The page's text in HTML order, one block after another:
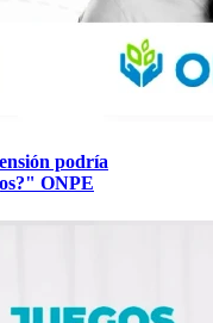
podría
ONPE